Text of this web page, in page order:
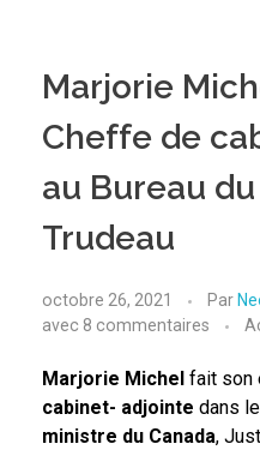
Marjorie
Cheffe de
au Bureau
Trudeau
octobre 26, 2021 Par
avec 8 commentaires
Marjorie Michel fait son
cabinet- adjointe dans le
ministre du Canada,